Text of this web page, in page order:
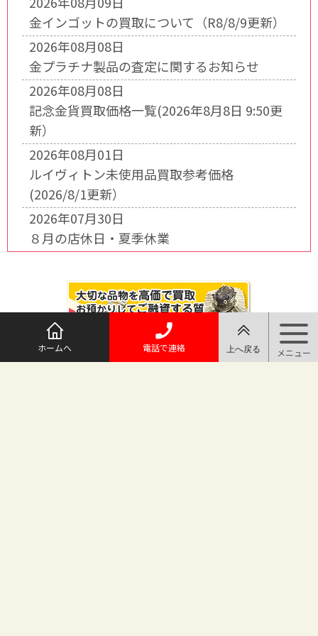
金インゴットの買取について（R8/8/9更新）
2026年08月08日
金プラチナ製品の査定に関するお知らせ
2026年08月08日
記念金貨買取価格一覧(2026年8月8日 9:50更
新）
2026年08月01日
ルイヴィトン未使用品買取参考価格
(2026/8/1更新）
2026年07月30日
８月の店休日・夏季休業
ホームへ 電話で連絡